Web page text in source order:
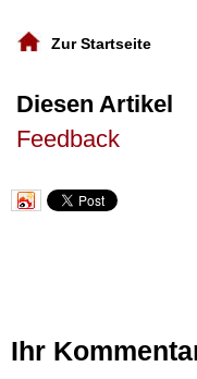
Zur Startseite
Diesen Artikel
Feedback
Ihr